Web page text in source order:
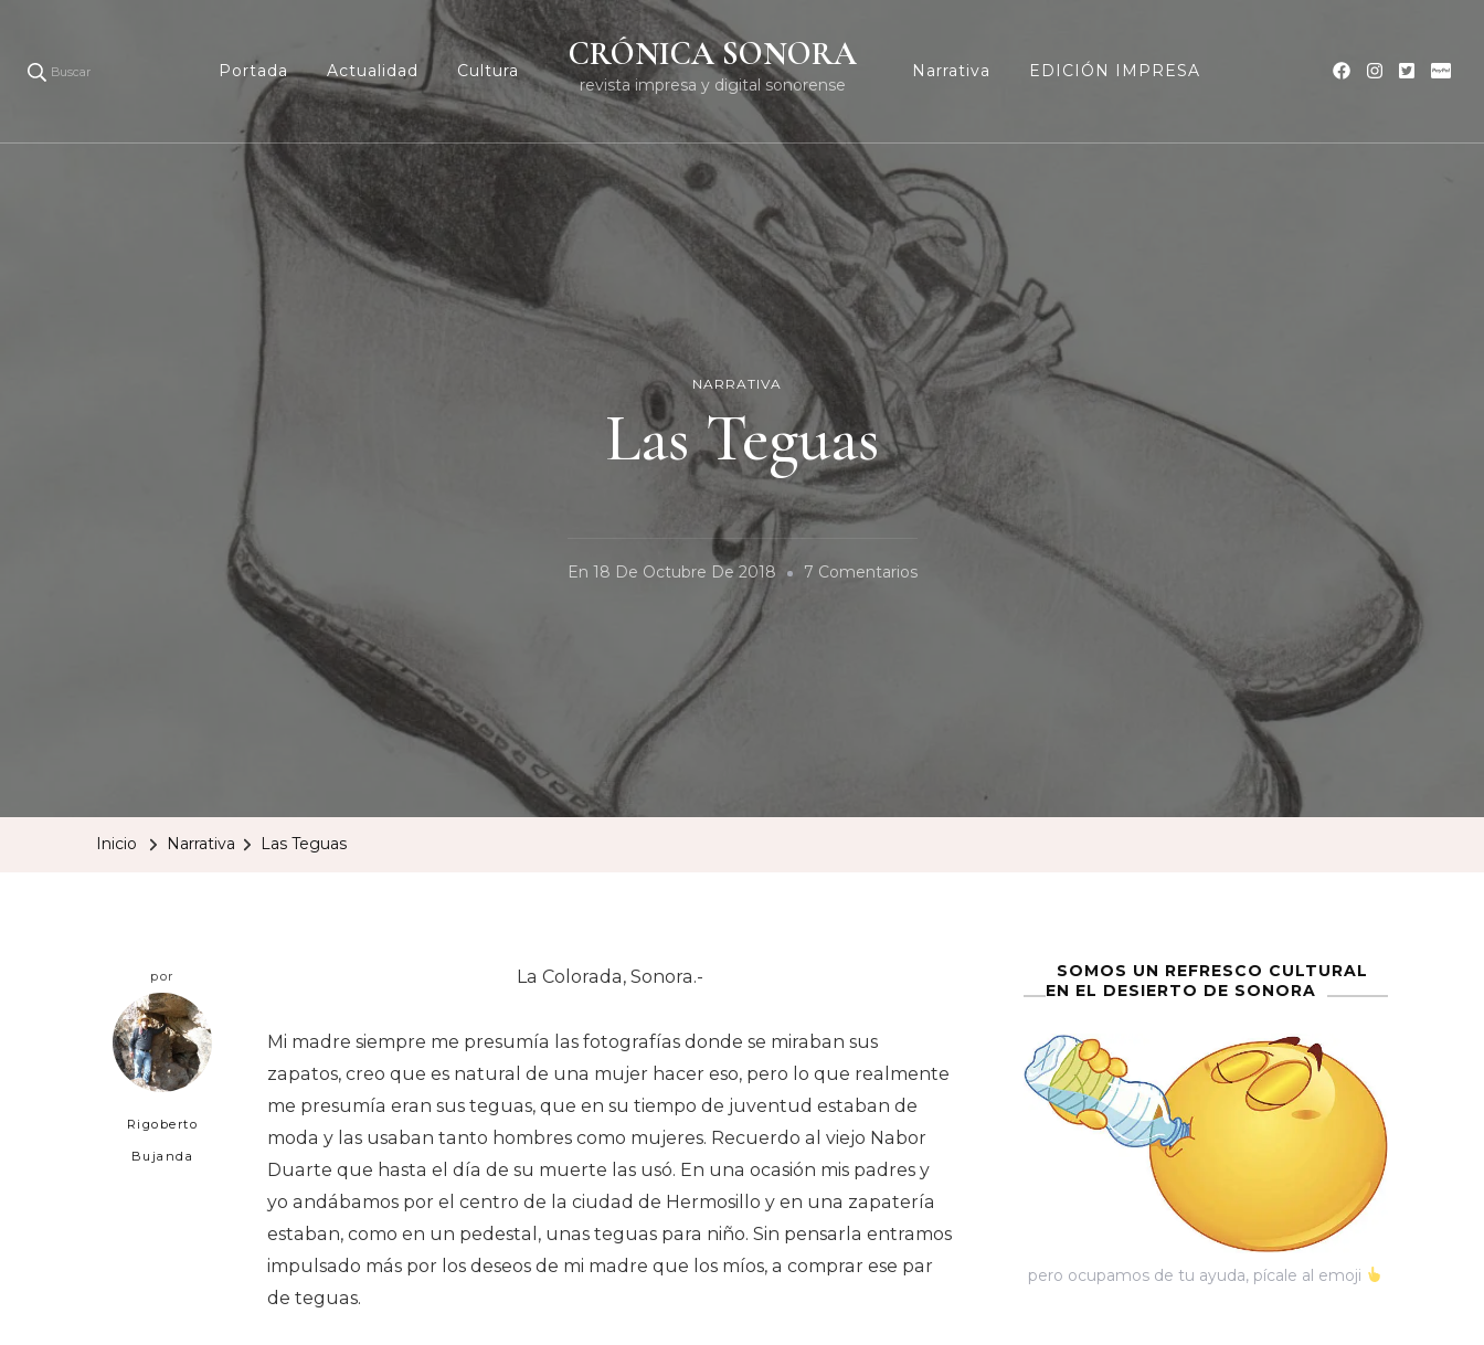
Buscar Portada Actualidad Cultura CRÓNICA SONORA
revista impresa y digital sonorense
Narrativa EDICIÓN IMPRESA
NARRATIVA
Las Teguas
En 18 De Octubre De 2018 7 ComentariosEn
Inicio Narrativa Las Teguas
por
Rigoberto
Bujanda
La Colorada, Sonora.-
Mi madre siempre me presumía las fotografías donde se miraban sus
zapatos, creo que es natural de una mujer hacer eso, pero lo que realmente
me presumía eran sus teguas, que en su tiempo de juventud estaban de
moda y las usaban tanto hombres como mujeres. Recuerdo al viejo Nabor
Duarte que hasta el día de su muerte las usó. En una ocasión mis padres y
yo andábamos por el centro de la ciudad de Hermosillo y en una zapatería
estaban, como en un pedestal, unas teguas para niño. Sin pensarla entramos
impulsado más por los deseos de mi madre que los míos, a comprar ese par
de teguas.
SOMOS UN REFRESCO CULTURAL
EN EL DESIERTO DE SONORA
pero ocupamos de tu ayuda, pícale al emoji